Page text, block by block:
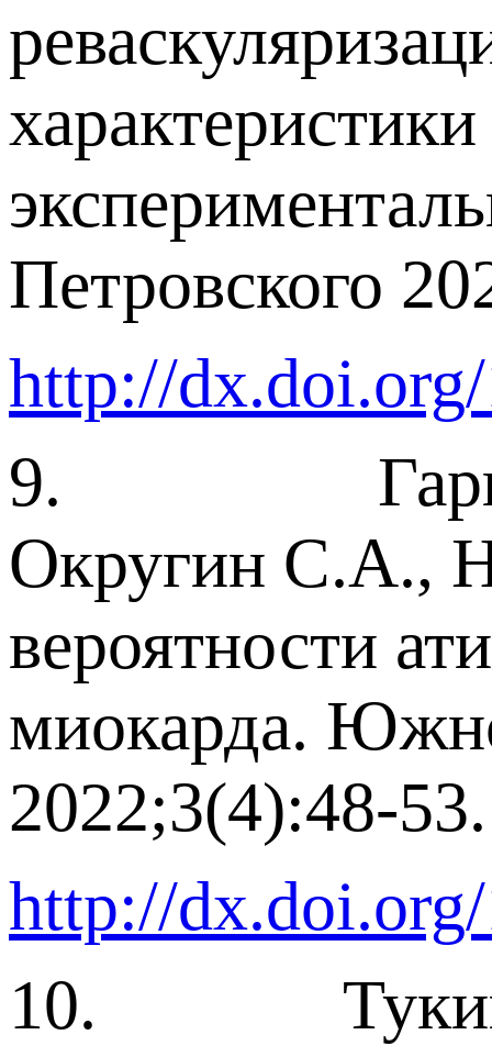
Петровского
http://
9.
Округин С.А.,
вероятности
миокарда.
2022;3(4):48-53.
http://
10. Тукиш